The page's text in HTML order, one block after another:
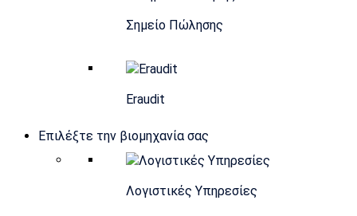
Σημείο Πώλησης
Eraudit
Επιλέξτε την βιομηχανία σας
Λογιστικές Υπηρεσίες